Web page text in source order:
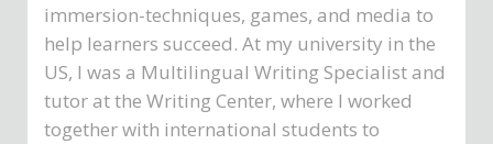
immersion-techniques, games, and media to
help learners succeed. At my university in the
US, I was a Multilingual Writing Specialist and
tutor at the Writing Center, where I worked
together with international students to